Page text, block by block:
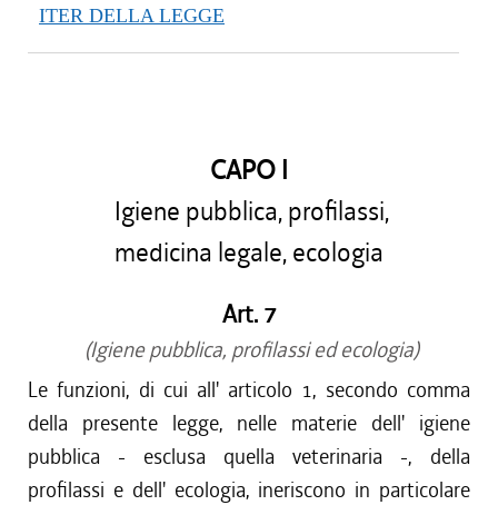
ITER DELLA LEGGE
CAPO I
Igiene pubblica, profilassi,
medicina legale, ecologia
Art. 7
(Igiene pubblica, profilassi ed ecologia)
Le funzioni, di cui all' articolo 1, secondo comma
della presente legge, nelle materie dell' igiene
pubblica - esclusa quella veterinaria -, della
profilassi e dell' ecologia, ineriscono in particolare